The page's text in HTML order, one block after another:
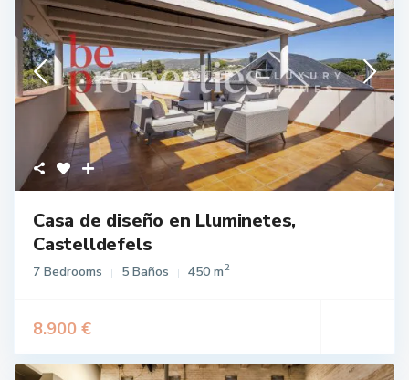
Casa de diseño en Lluminetes,
Castelldefels
7 Bedrooms 5 Baños 450 m2
8.900 €